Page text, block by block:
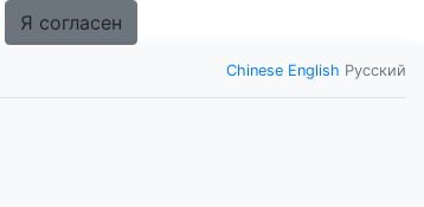
Я согласен
Chinese English Русский